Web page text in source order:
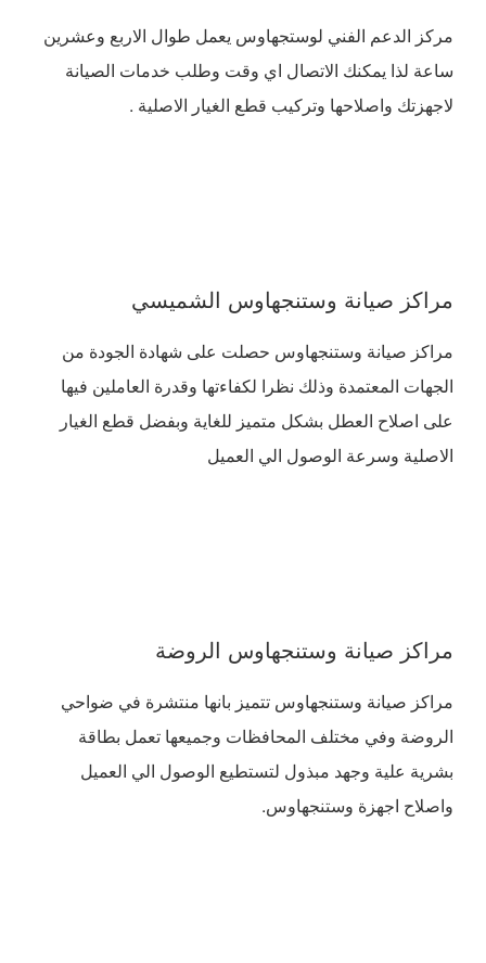
مركز الدعم الفني لوستجهاوس يعمل طوال الاربع وعشرين
ساعة لذا يمكنك الاتصال اي وقت وطلب خدمات الصيانة
لاجهزتك واصلاحها وتركيب قطع الغيار الاصلية .
مراكز صيانة وستنجهاوس الشميسي
مراكز صيانة وستنجهاوس حصلت على شهادة الجودة من
الجهات المعتمدة وذلك نظرا لكفاءتها وقدرة العاملين فيها
على اصلاح العطل بشكل متميز للغاية وبفضل قطع الغيار
الاصلية وسرعة الوصول الي العميل
مراكز صيانة وستنجهاوس الروضة
مراكز صيانة وستنجهاوس تتميز بانها منتشرة في ضواحي
الروضة وفي مختلف المحافظات وجميعها تعمل بطاقة
بشرية علية وجهد مبذول لتستطيع الوصول الي العميل
واصلاح اجهزة وستنجهاوس.